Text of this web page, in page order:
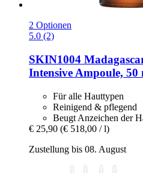
2 Optionen
5.0 (2)
SKIN1004
Intensive Ampoule, 50
Für alle Hauttypen
Reinigend & pflegend
Beugt Anzeichen der
€ 25,90 (€ 518,00 / l)
Zustellung bis 08. August